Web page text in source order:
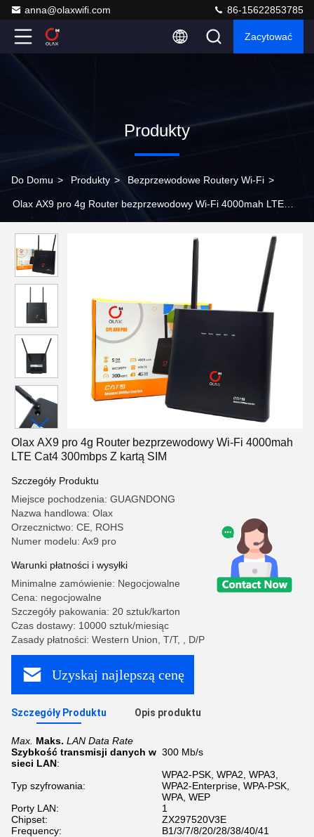
anna@olaxwifi.com 86-15622853785
Zacytować
Produkty
Do Domu > Produkty > Bezprzewodowe Routery Wi-Fi >
Olax AX9 pro 4g Router bezprzewodowy Wi-Fi 4000mah LTE
Olax AX9 pro 4g Router bezprzewodowy Wi-Fi 4000mah
LTE Cat4 300mbps Z kartą SIM
Szczegóły Produktu
Miejsce pochodzenia: GUAGNDONG
Nazwa handlowa: Olax
Orzecznictwo: CE, ROHS
Numer modelu: Ax9 pro
Warunki płatności i wysyłki
Minimalne zamówienie: Negocjowalne
Cena: negocjowalne
Szczegóły pakowania: 20 sztuk/karton
Czas dostawy: 10000 sztuk/miesiąc
Zasady płatności: Western Union, T/T, , D/P
Uzyskaj najlepszą cenę
Szczegóły Produktu Opis produktu
Max. Maks. LAN Data Rate
Szybkość transmisji danych w
sieci LAN:
300 Mb/s
Typ szyfrowania:
WPA2-PSK, WPA2, WPA3,
WPA2-Enterprise, WPA-PSK,
WPA, WEP
Porty LAN:
1
Chipset:
ZX297520V3E
Frequency:
B1/3/7/8/20/28/38/40/41